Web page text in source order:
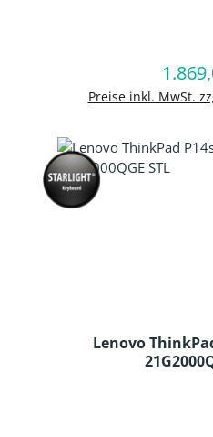
Preise inkl. MwSt.
In den
Lenovo